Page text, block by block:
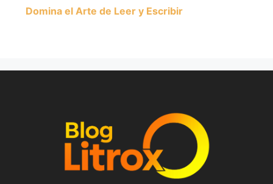
Domina el Arte de Leer y Escribir